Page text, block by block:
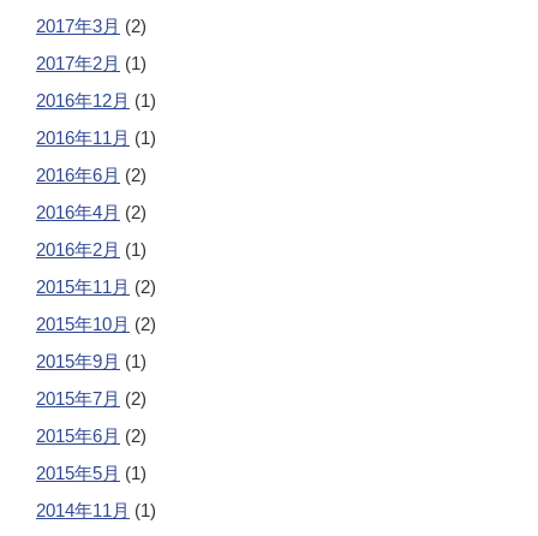
2017年3月 (2)
2017年2月 (1)
2016年12月 (1)
2016年11月 (1)
2016年6月 (2)
2016年4月 (2)
2016年2月 (1)
2015年11月 (2)
2015年10月 (2)
2015年9月 (1)
2015年7月 (2)
2015年6月 (2)
2015年5月 (1)
2014年11月 (1)